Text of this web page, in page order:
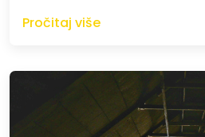
Pročitaj više